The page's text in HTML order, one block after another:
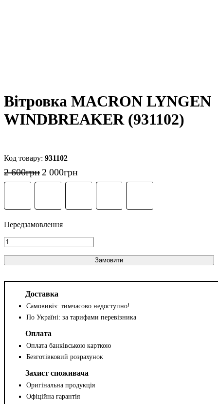
Вітровка MACRON LYNGEN
WINDBREAKER (931102)
931102
2 600грн 2 000грн
Замовити
Доставка
Самовивіз: тимчасово недоступно!
По Україні: за тарифами перевізника
Оплата
Оплата банківською карткою
Безготівковий розрахунок
Захист споживача
Оригінальна продукція
Офіційна гарантія